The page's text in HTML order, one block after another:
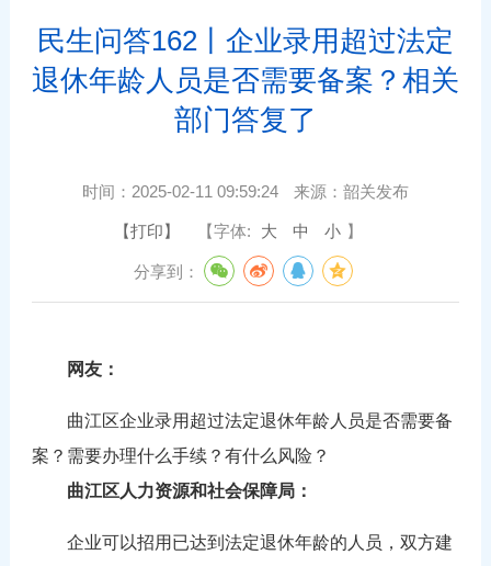
民生问答162丨企业录用超过法定
退休年龄人员是否需要备案？相关
部门答复了
时间： 2025-02-11 09:59:24 来源： 韶关发布
【打印】 【字体: 大 中 小 】
分享到：
网友：
曲江区企业录用超过法定退休年龄人员是否需要备
案？需要办理什么手续？有什么风险？
曲江区人力资源和社会保障局：
企业可以招用已达到法定退休年龄的人员，双方建